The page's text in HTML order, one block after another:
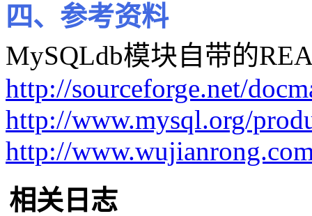
四、参考资料
MySQLdb模块自带的
http://sourceforge.net/
http://www.mysql.org/
http://
相关日志